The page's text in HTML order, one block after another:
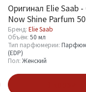
Оригинал Elie Saab
Now Shine Parfum
Бренд: Elie Saab
Объём: 50 мл
Тип парфюмерии:
(EDP)
Пол: Женский